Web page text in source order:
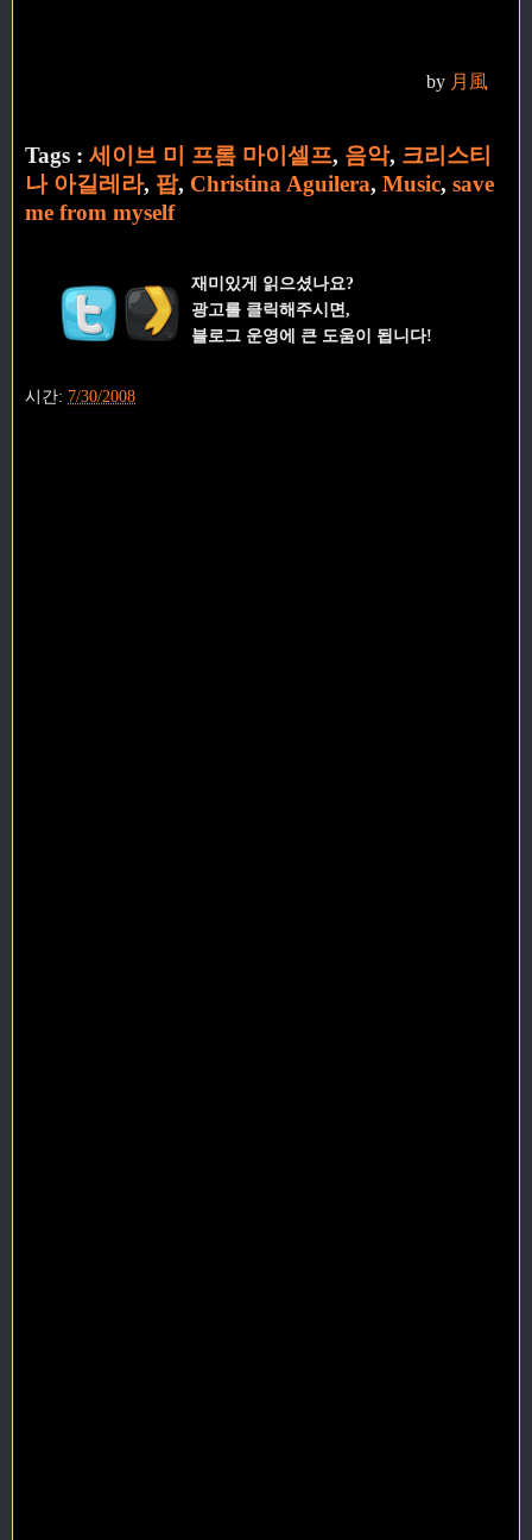
by 月風
Tags : 세이브 미 프롬 마이셀프, 음악, 크리스티
나 아길레라, 팝, Christina Aguilera, Music, save
me from myself
재미있게 읽으셨나요?
광고를 클릭해주시면,
블로그 운영에 큰 도움이 됩니다!
시간: 7/30/2008